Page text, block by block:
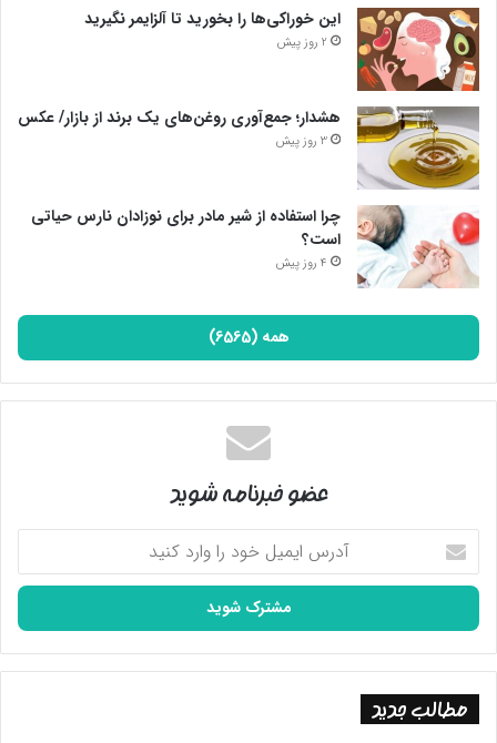
این خوراکی‌ها را بخورید تا آلزایمر نگیرید
2 روز پیش
هشدار؛ جمع‌آوری روغن‌های یک برند از بازار/ عکس
3 روز پیش
چرا استفاده از شیر مادر برای نوزادان نارس حیاتی
است؟
4 روز پیش
همه (6565)
عضو خبرنامه شوید
آدرس
ایمیل
خود
وارد
کنید
مطالب جدید